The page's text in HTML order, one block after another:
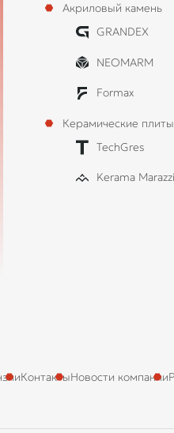
Акриловый камень
GRANDEX
NEOMARM
Formax
Керамические плиты
TechGres
Kerama Marazzi
КонтактыНовости компании